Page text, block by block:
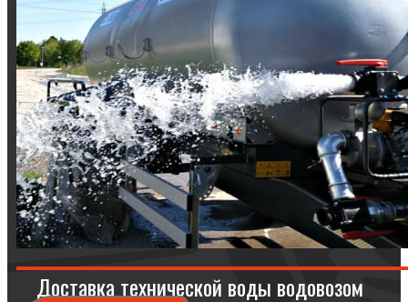
Доставка технической воды водовозом